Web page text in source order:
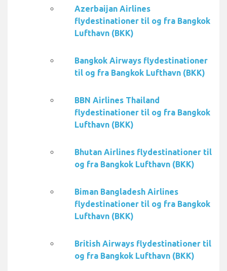
Azerbaijan Airlines
flydestinationer til og fra Bangkok
Lufthavn (BKK)
Bangkok Airways flydestinationer
til og fra Bangkok Lufthavn (BKK)
BBN Airlines Thailand
flydestinationer til og fra Bangkok
Lufthavn (BKK)
Bhutan Airlines flydestinationer til
og fra Bangkok Lufthavn (BKK)
Biman Bangladesh Airlines
flydestinationer til og fra Bangkok
Lufthavn (BKK)
British Airways flydestinationer til
og fra Bangkok Lufthavn (BKK)